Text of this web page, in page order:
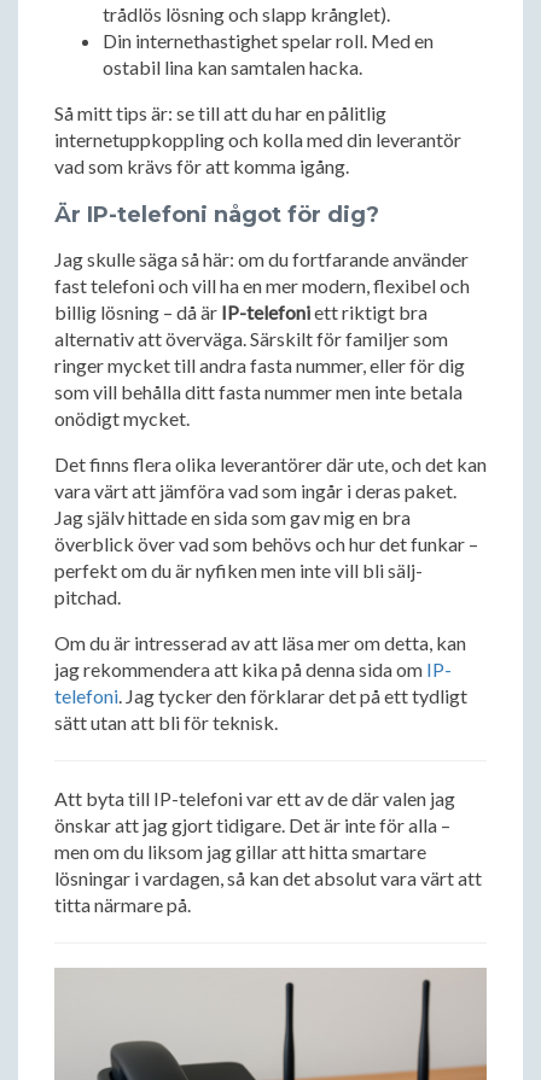
trådlös lösning och slapp krånglet).
Din internethastighet spelar roll. Med en
ostabil lina kan samtalen hacka.
Så mitt tips är: se till att du har en pålitlig
internetuppkoppling och kolla med din leverantör
vad som krävs för att komma igång.
Är IP-telefoni något för dig?
Jag skulle säga så här: om du fortfarande använder
fast telefoni och vill ha en mer modern, flexibel och
billig lösning – då är IP-telefoniett riktigt bra
alternativ att överväga. Särskilt för familjer som
ringer mycket till andra fasta nummer, eller för dig
som vill behålla ditt fasta nummer men inte betala
onödigt mycket.
Det finns flera olika leverantörer där ute, och det kan
vara värt att jämföra vad som ingår i deras paket.
Jag själv hittade en sida som gav mig en bra
överblick över vad som behövs och hur det funkar –
perfekt om du är nyfiken men inte vill bli sälj-
pitchad.
Om du är intresserad av att läsa mer om detta, kan
jag rekommendera att kika på denna sida om IP-
telefoni. Jag tycker den förklarar det på ett tydligt
sätt utan att bli för teknisk.
Att byta till IP-telefoni var ett av de där valen jag
önskar att jag gjort tidigare. Det är inte för alla –
men om du liksom jag gillar att hitta smartare
lösningar i vardagen, så kan det absolut vara värt att
titta närmare på.